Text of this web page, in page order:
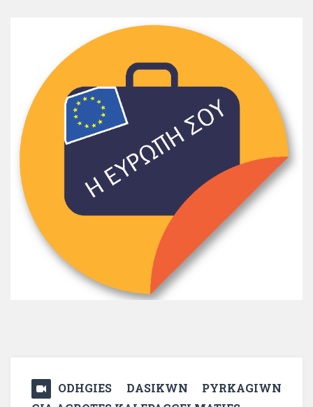
ODHGIES DASIKWN PYRKAGIWN